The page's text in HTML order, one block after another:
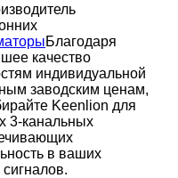
Благодаря
качество
индивидуальной
заводским ценам,
Keenlion для
3-канальных
в ваших